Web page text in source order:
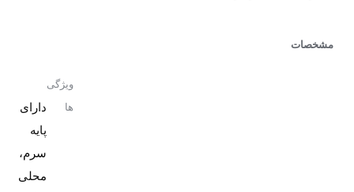
مشخصات
ویژگی
ها
دارای
پایه
سرم،
محلی